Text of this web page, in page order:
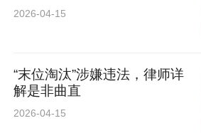
2026-04-15
“末位淘汰”涉嫌违法，律师详
解是非曲直
2026-04-15